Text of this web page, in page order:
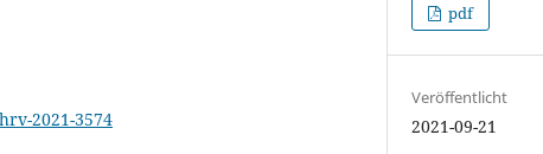
2021-3574
pdf
Veröffentlicht
2021-09-21